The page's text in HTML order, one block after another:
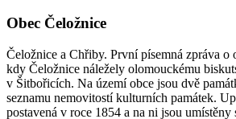
Obec Čeložnice
Čeložnice a Chřiby. První písemná zpráva o
kdy Čeložnice náležely olomouckému
v Šitbořicích. Na území obce jsou dvě
seznamu nemovitostí kulturních památek.
postavená v roce 1854 a na ni jsou